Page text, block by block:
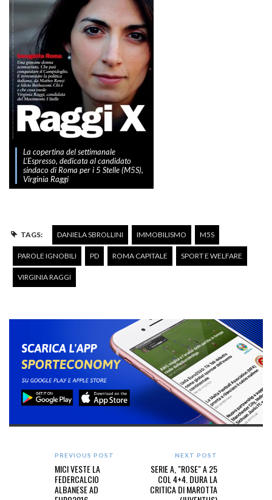
La copertina del settimanale
L’Espresso, dedicata al candidato
sindaco di Roma per i 5 Stelle (M5S),
Virginia Raggi
TAGS: DANIELA SBROLLINI IMMOBILISMO M5S
PAROLE IGNOBILI PD ROMA CAPITALE SPORT E WELFARE
VIRGINIA RAGGI
PREVIOUS POST
MICI VESTE LA
FEDERCALCIO
ALBANESE AD
NEXT POST
SERIE A, "ROSE" A 25
COL 4+4. DURA LA
CRITICA DI MAROTTA